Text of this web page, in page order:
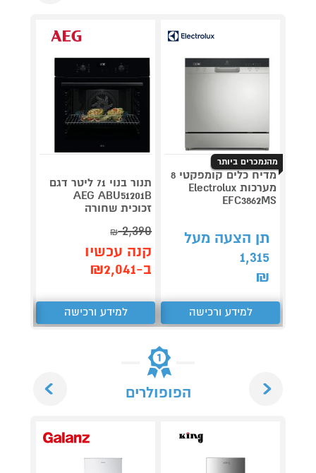
מהנמכרים ביותר
מדיח כלים קומפקטי 8
מערכות Electrolux
EFC3862MS
תן הצעה מעל
1,315
₪
למידע ורכישה
תנור בנוי 71 ליטר דגם
AEG ABU51201B
זכוכית שחורה
2,390
₪
קנה עכשיו
ב-₪2,041
למידע ורכישה
הפופולרים